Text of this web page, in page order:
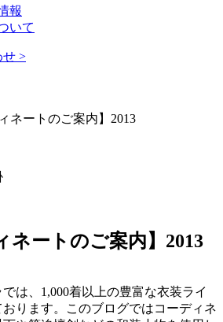
報
いて
せ >
ネートのご案内】2013
ネートのご案内】2013
は、1,000着以上の豊富な衣装ライ
ります。このブログではコーディネ